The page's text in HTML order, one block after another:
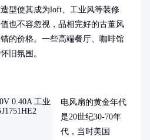
型使其成为loft、工业风等装修
也不容忽视，品相完好的古董风
的价格。一些高端餐厅、咖啡馆
旧氛围。
电风扇的黄金年代
是20世纪30-70年
代，当时美国